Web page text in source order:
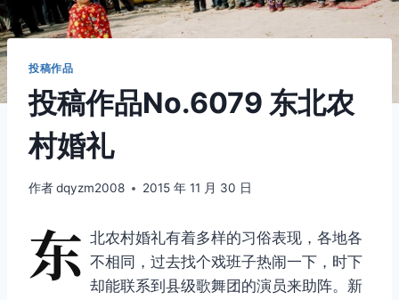
投稿作品
投稿作品No.6079 东北农
村婚礼
作者dqyzm2008 2015 年 11 月 30 日
东 北农村婚礼有着多样的习俗表现，各地各
不相同，过去找个戏班子热闹一下，时下
却能联系到县级歌舞团的演员来助阵。新